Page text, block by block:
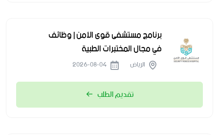
برنامج مستشفى قوى الأمن | وظائف
في مجال المختبرات الطبية
الرياض
تقديم الطلب